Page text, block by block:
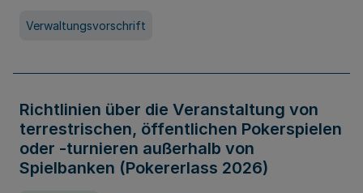
Verwaltungsvorschrift
Richtlinien über die Veranstaltung von
terrestrischen, öffentlichen Pokerspielen
oder -turnieren außerhalb von
Spielbanken (Pokererlass 2026)